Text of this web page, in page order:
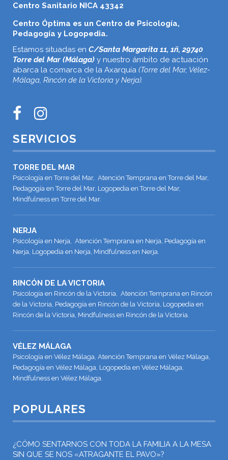
Centro Sanitario NICA 43342
Centro Óptima es un Centro de Psicología,
Pedagogía y Logopedia.
Estamos situadas en C/Santa Margarita 11, 1ñ, 29740
Torre del Mar (Málaga) y nuestro ámbito de actuación
abarca la comarca de la Axarquía (Torre del Mar, Vélez-
Málaga, Rincón de la Victoria y Nerja).
SERVICIOS
TORRE DEL MAR
Psicología en Torre del Mar, Atención Temprana en Torre del Mar,
Pedagogía en Torre del Mar, Logopedia en Torre del Mar,
Mindfulness en Torre del Mar.
NERJA
Psicología en Nerja, Atención Temprana en Nerja, Pedagogía en
Nerja, Logopedia en Nerja, Mindfulness en Nerja.
RINCÓN DE LA VICTORIA
Psicología en Rincón de la Victoria, Atención Temprana en Rincón
de la Victoria, Pedagogía en Rincón de la Victoria, Logopedia en
Rincón de la Victoria, Mindfulness en Rincón de la Victoria.
VÉLEZ MÁLAGA
Psicología en Vélez Málaga, Atención Temprana en Vélez Málaga,
Pedagogía en Vélez Málaga, Logopedia en Vélez Málaga,
Mindfulness en Vélez Málaga.
POPULARES
¿CÓMO SENTARNOS CON TODA LA FAMILIA A LA MESA
SIN QUE SE NOS «ATRAGANTE EL PAVO»?